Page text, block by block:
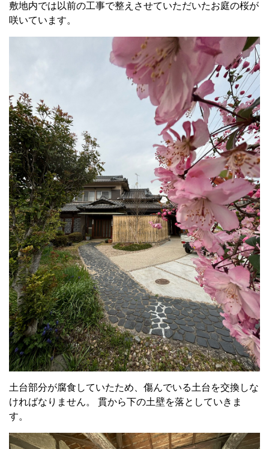
敷地内では以前の工事で整えさせていただいたお庭の桜が
咲いています。
土台部分が腐食していたため、傷んでいる土台を交換しな
ければなりません。 貫から下の土壁を落としていきま
す。